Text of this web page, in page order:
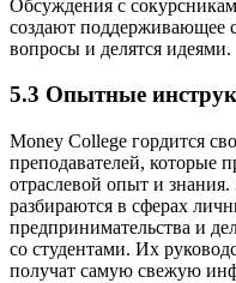
Обсуждения с
создают поддерживающее
вопросы и делятся идеями.
5.3 Опытные
Money College гордится
преподавателей, которые
отраслевой опыт и
разбираются в сферах
предпринимательства и
со студентами. Их
получат самую свежую